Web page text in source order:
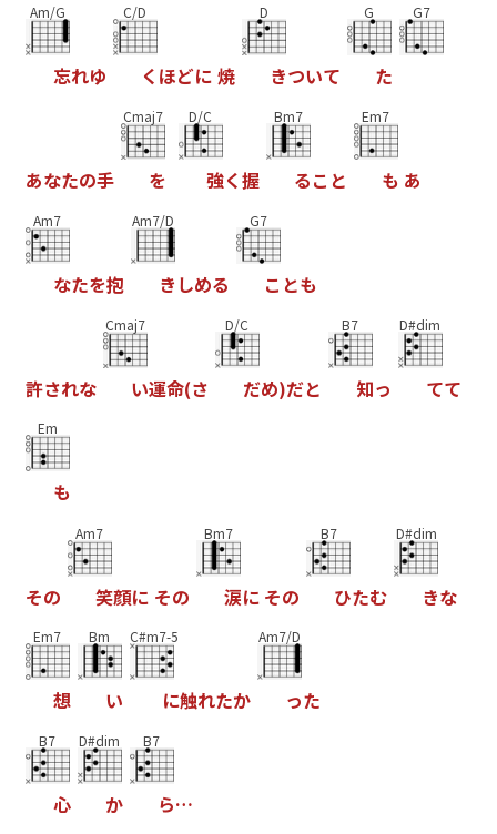
Am/G
忘れゆ
C/D
く ほどに 焼
D
きついて
G
た
G7
あなたの手
Cmaj7
を
D/C
強く握
Bm7
るこ と
Em7
も あ
Am7
なたを抱
Am7/D
き しめる
G7
こ とも
許されな
Cmaj7
い運命(さ
D/C
だめ)だと
B7
知っ
D#dim
てて
Em
も
その
Am7
笑顔に その
Bm7
涙に その
B7
ひたむ
D#dim
きな
Em7
想
Bm
い
C#m7-5
に触れたか
Am7/D
った
B7
心
D#dim
か
B7
ら…